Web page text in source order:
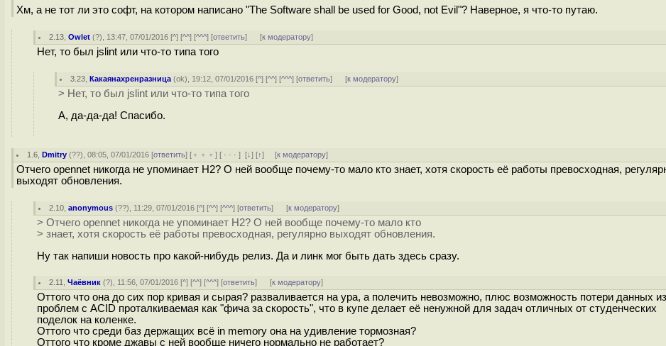
Хм, а не тот ли это софт, на котором написано "The Software shall be used for Good, not Evil"? Наверное, я что-то путаю.
2.13 ,Owlet (?), 13:47, 07/01/2016 [^] [^^] [^^^] [ответить] [к модератору]
Нет, то был jslint или что-то типа того
3.23 ,Какаянахренразница (ok), 19:12, 07/01/2016 [^] [^^] [^^^] [ответить] [к модератору]
> Нет, то был jslint или что-то типа того
А, да-да-да! Спасибо.
1.6 ,Dmitry (??), 08:05, 07/01/2016 [ответить] [ ﹢﹢﹢] [ · · ·][↓] [↑] [к модератору]
Отчего opennet никогда не упоминает H2? О ней вообще почему-то мало кто знает, хотя скорость её работы превосходная,
выходят обновления.
2.10 ,anonymous (??), 11:29, 07/01/2016 [^] [^^] [^^^] [ответить] [к модератору]
> Отчего opennet никогда не упоминает H2? О ней вообще почему-то мало кто
> знает, хотя скорость её работы превосходная, регулярно выходят обновления.
Ну так напиши новость про какой-нибудь релиз. Да и линк мог быть дать здесь сразу.
2.11 ,Чаёвник (?), 11:56, 07/01/2016 [^] [^^] [^^^] [ответить] [к модератору]
Оттого что она до сих пор кривая и сырая? разваливается на ура, а полечить невозможно, плюс возможность потери данных
проблем с ACID проталкиваемая как "фича за скорость", что в купе делает её ненужной для задач отличных от студенческих
поделок на коленке.
Оттого что среди баз держащих всё in memory она на удивление тормозная?
Оттого что кроме джавы с ней вообще ничего нормально не работает?